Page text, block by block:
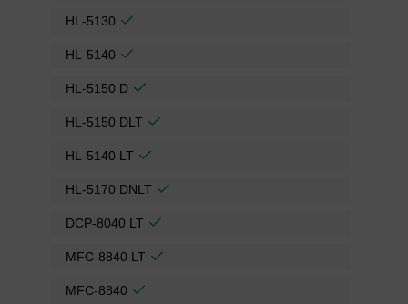
HL-5130
HL-5140
HL-5150 D
HL-5150 DLT
HL-5140 LT
HL-5170 DNLT
DCP-8040 LT
MFC-8840 LT
MFC-8840